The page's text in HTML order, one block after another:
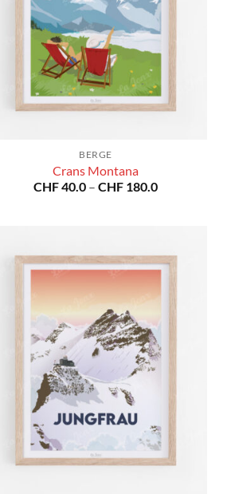
BERGE
Crans Montana
CHF40.0 – CHF180.0Preisspanne: